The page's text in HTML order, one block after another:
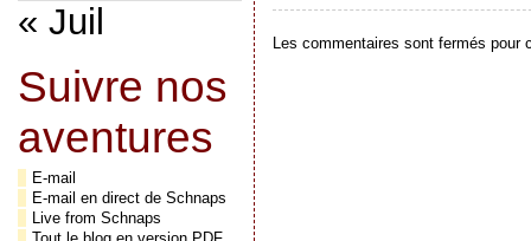
« Juil
Suivre nos
aventures
E-mail
E-mail en direct de Schnaps
Live from Schnaps
Les commentaires sont fermés pour